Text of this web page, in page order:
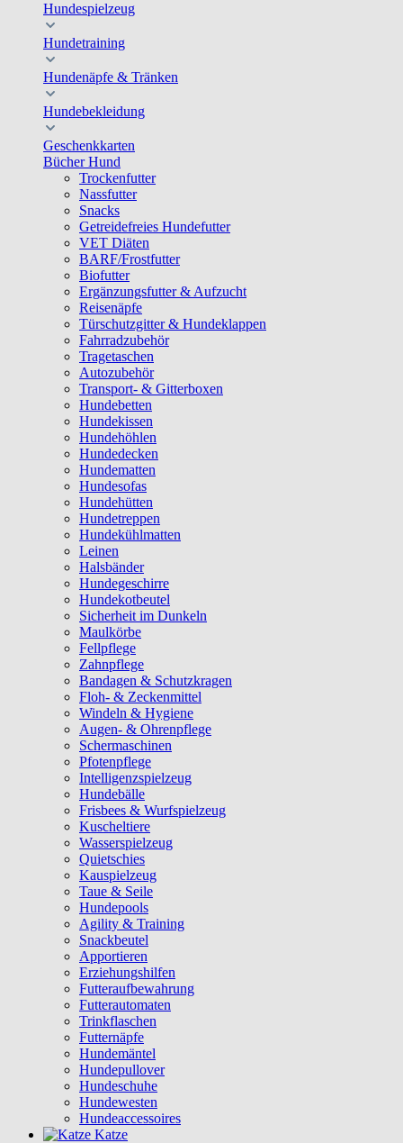
Hundespielzeug
Hundetraining
Hundenäpfe & Tränken
Hundebekleidung
Geschenkkarten
Bücher Hund
Trockenfutter
Nassfutter
Snacks
Getreidefreies Hundefutter
VET Diäten
BARF/Frostfutter
Biofutter
Ergänzungsfutter & Aufzucht
Reisenäpfe
Türschutzgitter & Hundeklappen
Fahrradzubehör
Tragetaschen
Autozubehör
Transport- & Gitterboxen
Hundebetten
Hundekissen
Hundehöhlen
Hundedecken
Hundematten
Hundesofas
Hundehütten
Hundetreppen
Hundekühlmatten
Leinen
Halsbänder
Hundegeschirre
Hundekotbeutel
Sicherheit im Dunkeln
Maulkörbe
Fellpflege
Zahnpflege
Bandagen & Schutzkragen
Floh- & Zeckenmittel
Windeln & Hygiene
Augen- & Ohrenpflege
Schermaschinen
Pfotenpflege
Intelligenzspielzeug
Hundebälle
Frisbees & Wurfspielzeug
Kuscheltiere
Wasserspielzeug
Quietschies
Kauspielzeug
Taue & Seile
Hundepools
Agility & Training
Snackbeutel
Apportieren
Erziehungshilfen
Futteraufbewahrung
Futterautomaten
Trinkflaschen
Futternäpfe
Hundemäntel
Hundepullover
Hundeschuhe
Hundewesten
Hundeaccessoires
Katze